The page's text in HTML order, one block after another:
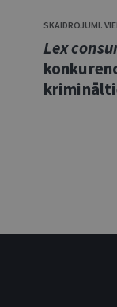
SKAIDROJUMI.
Lex